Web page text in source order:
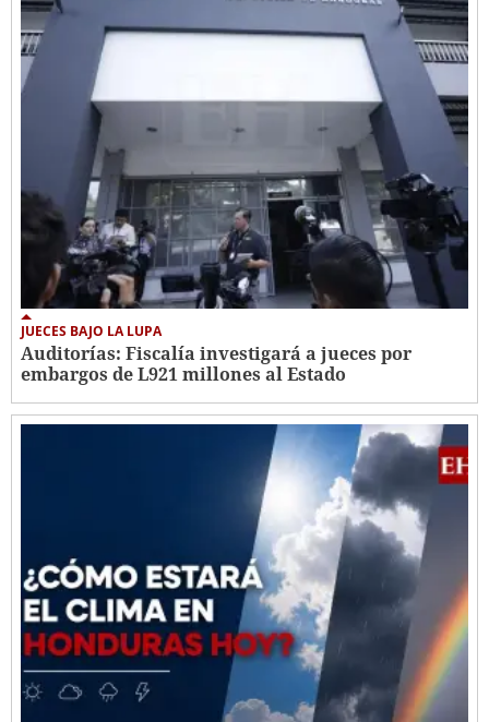
JUECES BAJO LA LUPA
Auditorías: Fiscalía investigará a jueces por
embargos de L921 millones al Estado